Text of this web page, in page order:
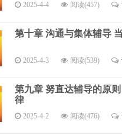
2025-4-4 阅读(457)
第十章 沟通与集体辅导
2025-4-3 阅读(539)
第九章 努直达辅导的原
律
2025-4-2 阅读(476)